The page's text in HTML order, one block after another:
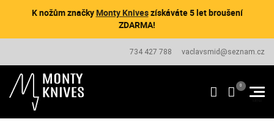
K nožům značkyMonty Kniveszískáváte 5 let broušení
ZDARMA!
734 427 788 vaclavsmid@seznam.cz